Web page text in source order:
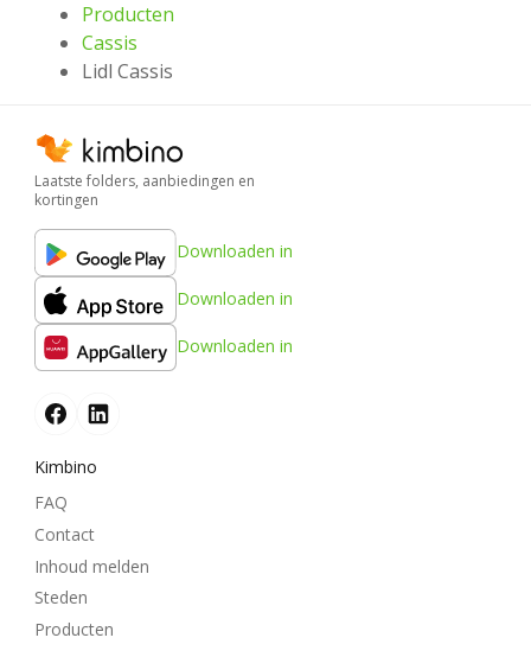
Producten
Cassis
Lidl Cassis
Laatste folders, aanbiedingen en
kortingen
Downloaden in
Downloaden in
Downloaden in
Kimbino
FAQ
Contact
Inhoud melden
Steden
Producten